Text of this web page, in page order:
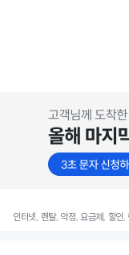
인터넷, 렌탈, 약정, 요금제, 할인